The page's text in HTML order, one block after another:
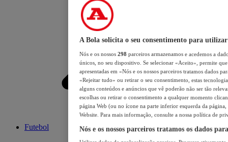
Futebol
A Bola solicita o seu consentimento para utilizar
Nós e os nossos 298 parceiros armazenamos e acedemos a
únicos, no seu dispositivo. Se selecionar «Aceito», permite
apresentadas em «Nós e os nossos parceiros tratamos dados
«Rejeitar tudo» ou retirar o seu consentimento, estas
alguns conteúdos e anúncios que vê poderão não ser tão
escolhas ou retirar o consentimento a qualquer momento
página Web (ou no ícone na parte inferior esquerda da página,
Website. Para mais informação, consulte a nossa política de
Nós e os nossos parceiros tratamos os dados